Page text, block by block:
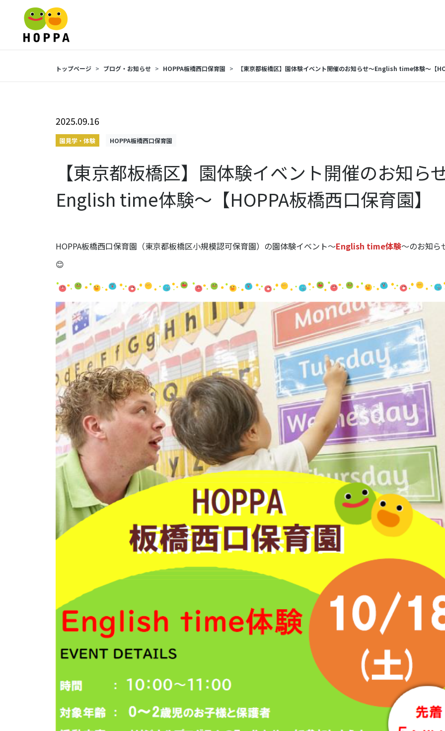
トップページ ブログ・お知らせ HOPPA板橋西口保育園 【東京都板橋区】園体験イベント開催のお知らせ～English time体験～【
2025.09.16
園見学・体験 HOPPA板橋西口保育園
【東京都板橋区】園体験イベント開催のお知ら
English time体験～【HOPPA板橋西口保育園】
HOPPA板橋西口保育園（東京都板橋区小規模認可保育園）の園体験イベント～English time体験～のお知ら
😊